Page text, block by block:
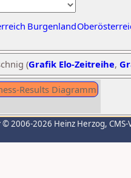
Burgenland
(Grafik Elo-Zeitreihe,
© 2006-2026 Heinz Herzog,